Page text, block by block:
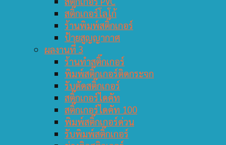
สติ๊กเกอร์โลโก้
ร้านพิมพ์สติ๊กเกอร์
ป้ายสูญญากาศ
ผลงานที่ 3
ร้านทำสติ๊กเกอร์
พิมพ์สติ๊กเกอร์ติดกระจก
รับตัดสติ๊กเกอร์
สติ๊กเกอร์ไดคัท
สติ๊กเกอร์ไดคัท 100
พิมพ์สติ๊กเกอร์ด่วน
รับพิมพ์สติ๊กเกอร์